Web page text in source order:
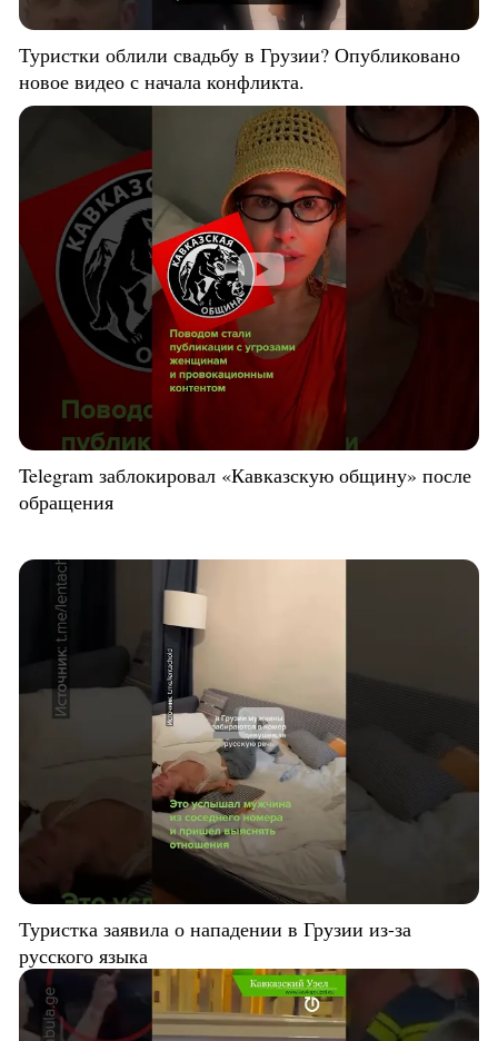
Туристки облили свадьбу в Грузии? Опубликовано
новое видео с начала конфликта.
Telegram заблокировал «Кавказскую общину» после
обращения
Туристка заявила о нападении в Грузии из-за
русского языка